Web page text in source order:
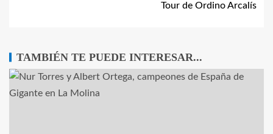
Tour de Ordino Arcalís
TAMBIÉN TE PUEDE INTERESAR...